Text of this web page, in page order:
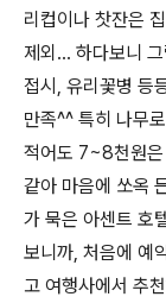
리컵이나 찻잔은
제외... 하다보니
접시, 유리꽃병 등
만족^^ 특히 나무
적어도 7~8천원은
같아 마음에 쏘옥
가 묵은 아센트 호
보니까, 처음에 예
고 여행사에서 추